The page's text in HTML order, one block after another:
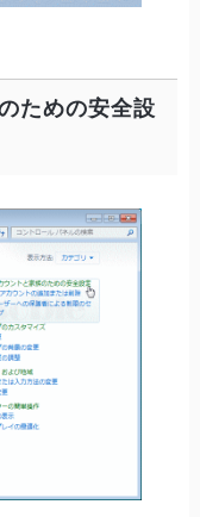
ための安全設